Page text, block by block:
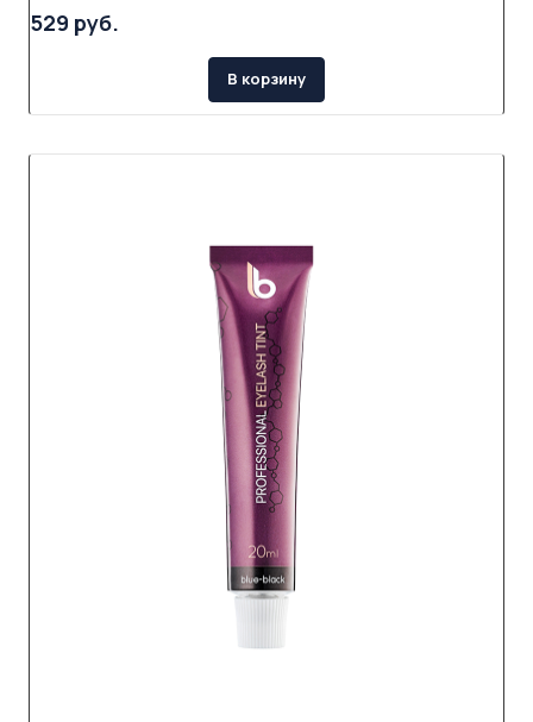
529 руб.
В корзину